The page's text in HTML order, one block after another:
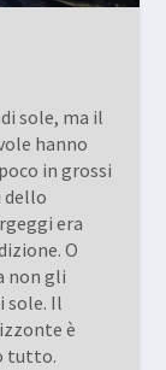
sole, ma il
hanno
in grossi
dello
era
O
non gli
sole. Il
è
tutto.